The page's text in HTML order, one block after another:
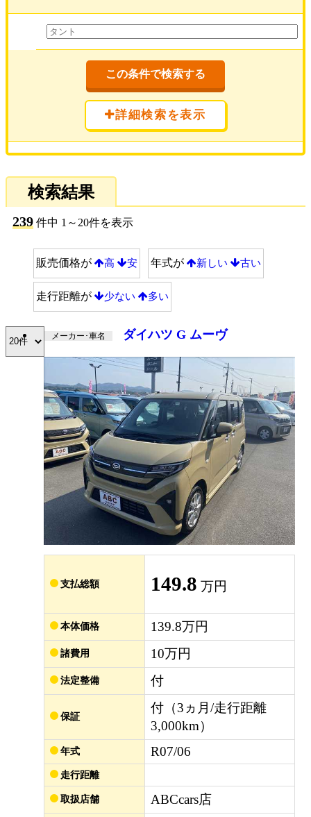
この条件で検索する
詳細検索を表示
検索結果
239 件中 1～20件を表示
販売価格が 高 安 年式が 新しい 古い
走行距離が 少ない 多い
メーカー･車名 ダイハツ G ムーヴ
支払総額 149.8 万円
本体価格 139.8万円
諸費用 10万円
法定整備 付
保証
付（3ヵ月/走行距離
3,000km）
年式 R07/06
走行距離
取扱店舗 ABCcars店